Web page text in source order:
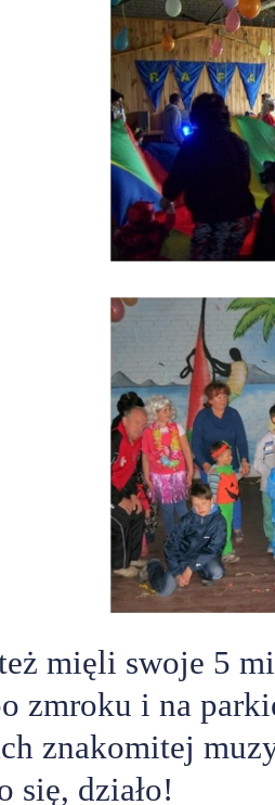
mięli swoje 5
zmroku i na
znakomitej
się, działo!